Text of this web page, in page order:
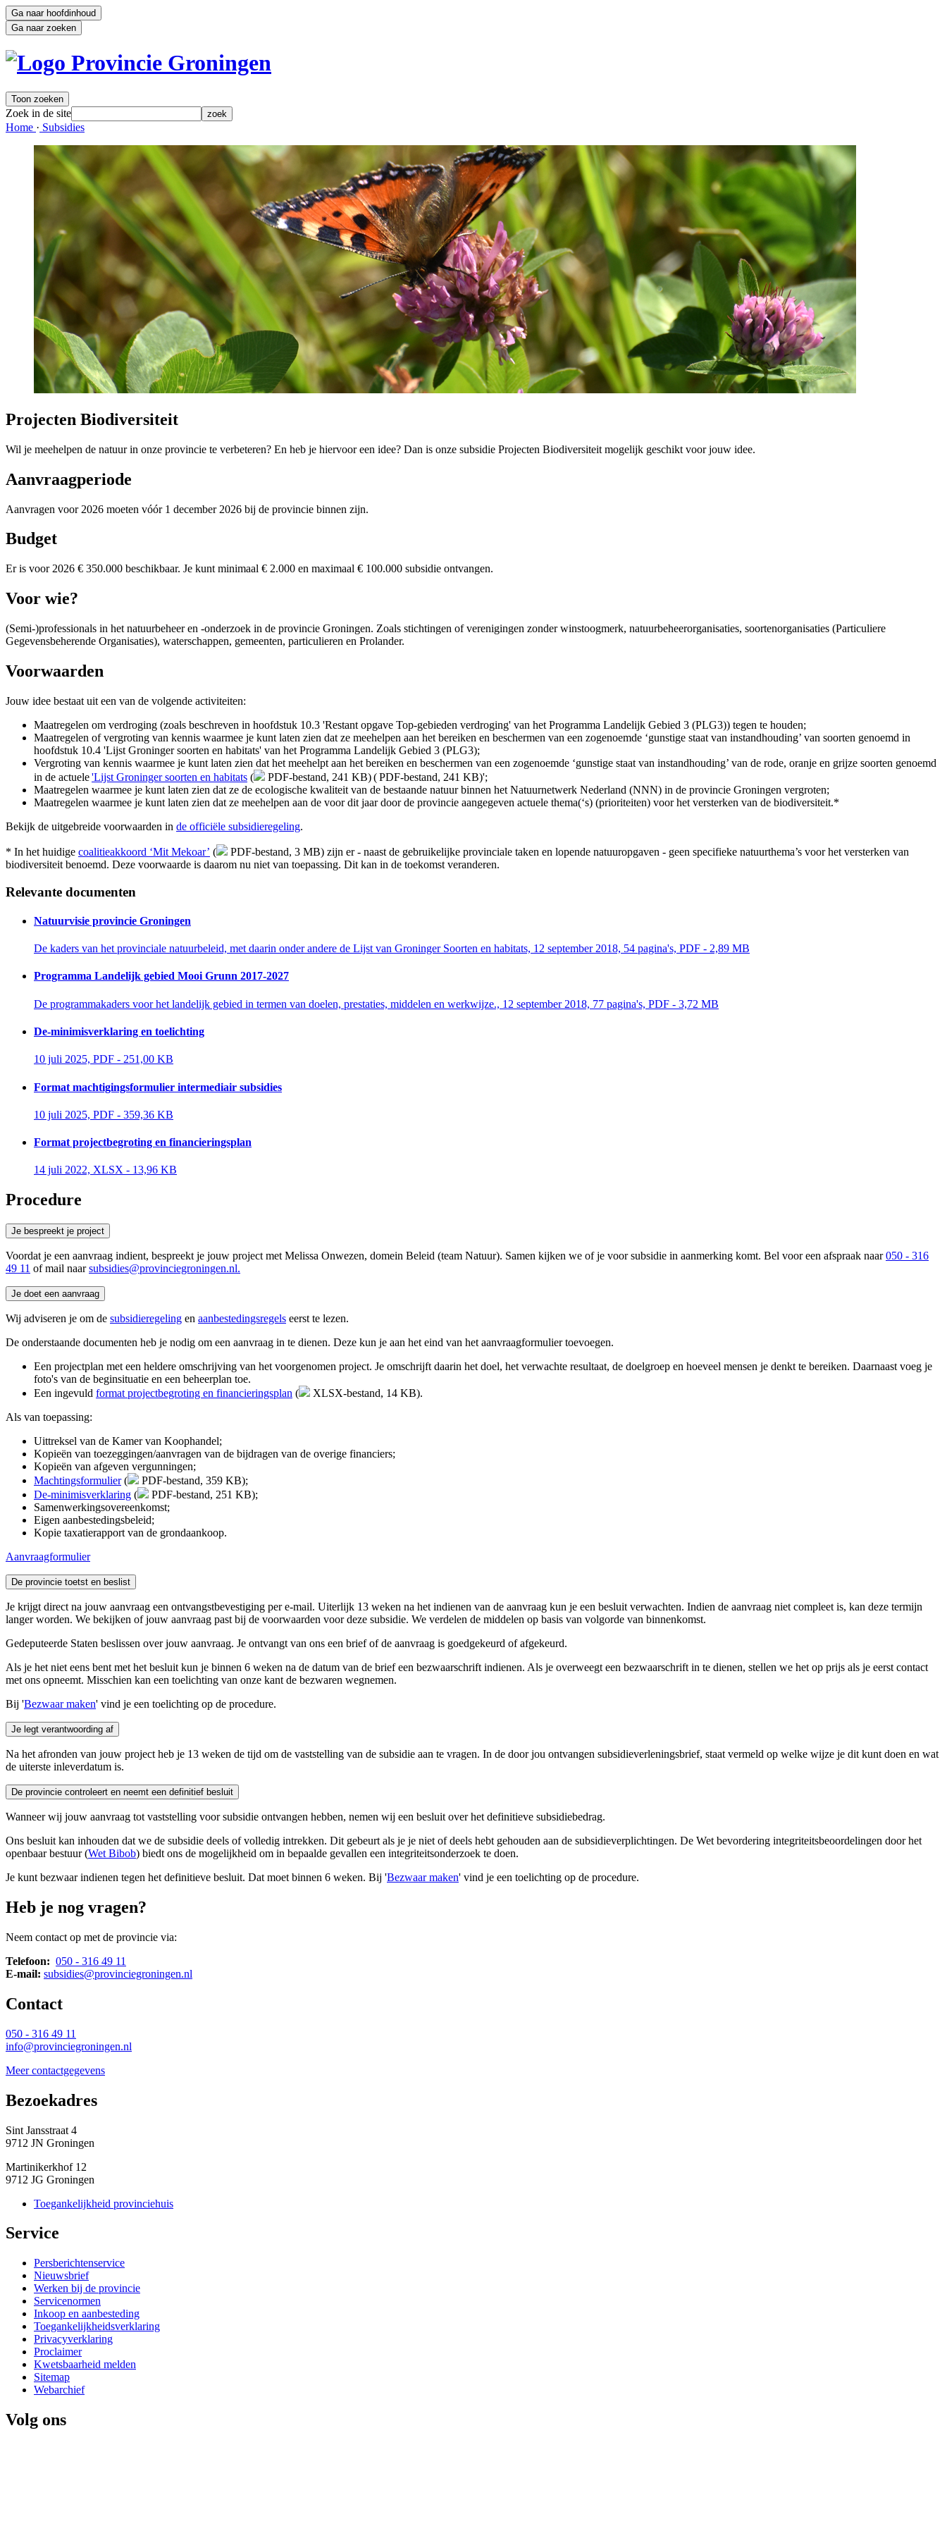
Ga naar hoofdinhoud
Ga naar zoeken
Toon zoeken
Zoek in de site zoek
Home · Subsidies
Projecten Biodiversiteit
Wil je meehelpen de natuur in onze provincie te verbeteren? En heb je hiervoor een idee? Dan is onze subsidie Projecten Biodiversiteit mogelijk geschikt voor jouw idee.
Aanvraagperiode
Aanvragen voor 2026 moeten vóór 1 december 2026 bij de provincie binnen zijn.
Budget
Er is voor 2026 € 350.000 beschikbaar. Je kunt minimaal € 2.000 en maximaal € 100.000 subsidie ontvangen.
Voor wie?
(Semi-)professionals in het natuurbeheer en -onderzoek in de provincie Groningen. Zoals stichtingen of verenigingen zonder winstoogmerk, natuurbeheerorganisaties, soortenorganisaties (Particuliere
Gegevensbeherende Organisaties), waterschappen, gemeenten, particulieren en Prolander.
Voorwaarden
Jouw idee bestaat uit een van de volgende activiteiten:
Maatregelen om verdroging (zoals beschreven in hoofdstuk 10.3 'Restant opgave Top-gebieden verdroging' van het Programma Landelijk Gebied 3 (PLG3)) tegen te houden;
Maatregelen of vergroting van kennis waarmee je kunt laten zien dat ze meehelpen aan het bereiken en beschermen van een zogenoemde ‘gunstige staat van instandhouding’ van soorten genoemd in
hoofdstuk 10.4 'Lijst Groninger soorten en habitats' van het Programma Landelijk Gebied 3 (PLG3);
Vergroting van kennis waarmee je kunt laten zien dat het meehelpt aan het bereiken en beschermen van een zogenoemde ‘gunstige staat van instandhouding’ van de rode, oranje en grijze soorten genoemd
in de actuele'Lijst Groninger soorten en habitats ( PDF-bestand, 241 KB)( PDF-bestand, 241 KB)';
Maatregelen waarmee je kunt laten zien dat ze de ecologische kwaliteit van de bestaande natuur binnen het Natuurnetwerk Nederland (NNN) in de provincie Groningen vergroten;
Maatregelen waarmee je kunt laten zien dat ze meehelpen aan de voor dit jaar door de provincie aangegeven actuele thema(‘s) (prioriteiten) voor het versterken van de biodiversiteit.*
Bekijk de uitgebreide voorwaarden in de officiële subsidieregeling.
* In het huidige coalitieakkoord ‘Mit Mekoar’ ( PDF-bestand, 3 MB) zijn er - naast de gebruikelijke provinciale taken en lopende natuuropgaven - geen specifieke natuurthema’s voor het versterken van
biodiversiteit benoemd. Deze voorwaarde is daarom nu niet van toepassing. Dit kan in de toekomst veranderen.
Relevante documenten
Natuurvisie provincie Groningen
De kaders van het provinciale natuurbeleid, met daarin onder andere de Lijst van Groninger Soorten en habitats, 12 september 2018, 54 pagina's, PDF - 2,89 MB
Programma Landelijk gebied Mooi Grunn 2017-2027
De programmakaders voor het landelijk gebied in termen van doelen, prestaties, middelen en werkwijze., 12 september 2018, 77 pagina's, PDF - 3,72 MB
De-minimisverklaring en toelichting
10 juli 2025, PDF - 251,00 KB
Format machtigingsformulier intermediair subsidies
10 juli 2025, PDF - 359,36 KB
Format projectbegroting en financieringsplan
14 juli 2022, XLSX - 13,96 KB
Procedure
Je bespreekt je project
Voordat je een aanvraag indient, bespreekt je jouw project met Melissa Onwezen, domein Beleid (team Natuur). Samen kijken we of je voor subsidie in aanmerking komt. Bel voor een afspraak naar050 - 316
49 11 of mail naar subsidies@provinciegroningen.nl.
Je doet een aanvraag
Wij adviseren je om de subsidieregeling en aanbestedingsregels eerst te lezen.
De onderstaande documenten heb je nodig om een aanvraag in te dienen. Deze kun je aan het eind van het aanvraagformulier toevoegen.
Een projectplan met een heldere omschrijving van het voorgenomen project. Je omschrijft daarin het doel, het verwachte resultaat, de doelgroep en hoeveel mensen je denkt te bereiken. Daarnaast voeg je
foto's van de beginsituatie en een beheerplan toe.
Een ingevuld format projectbegroting en financieringsplan ( XLSX-bestand, 14 KB).
Als van toepassing:
Uittreksel van de Kamer van Koophandel;
Kopieën van toezeggingen/aanvragen van de bijdragen van de overige financiers;
Kopieën van afgeven vergunningen;
Machtingsformulier ( PDF-bestand, 359 KB);
De-minimisverklaring ( PDF-bestand, 251 KB);
Samenwerkingsovereenkomst;
Eigen aanbestedingsbeleid;
Kopie taxatierapport van de grondaankoop.
Aanvraagformulier
De provincie toetst en beslist
Je krijgt direct na jouw aanvraag een ontvangstbevestiging per e-mail. Uiterlijk 13 weken na het indienen van de aanvraag kun je een besluit verwachten. Indien de aanvraag niet compleet is, kan deze termijn
langer worden. We bekijken of jouw aanvraag past bij de voorwaarden voor deze subsidie. We verdelen de middelen op basis van volgorde van binnenkomst.
Gedeputeerde Staten beslissen over jouw aanvraag. Je ontvangt van ons een brief of de aanvraag is goedgekeurd of afgekeurd.
Als je het niet eens bent met het besluit kun je binnen 6 weken na de datum van de brief een bezwaarschrift indienen. Als je overweegt een bezwaarschrift in te dienen, stellen we het op prijs als je eerst contact
met ons opneemt. Misschien kan een toelichting van onze kant de bezwaren wegnemen.
Bij 'Bezwaar maken' vind je een toelichting op de procedure.
Je legt verantwoording af
Na het afronden van jouw project heb je 13 weken de tijd om de vaststelling van de subsidie aan te vragen. In de door jou ontvangen subsidieverleningsbrief, staat vermeld op welke wijze je dit kunt doen en wat
de uiterste inleverdatum is.
De provincie controleert en neemt een definitief besluit
Wanneer wij jouw aanvraag tot vaststelling voor subsidie ontvangen hebben, nemen wij een besluit over het definitieve subsidiebedrag.
Ons besluit kan inhouden dat we de subsidie deels of volledig intrekken. Dit gebeurt als je je niet of deels hebt gehouden aan de subsidieverplichtingen. De Wet bevordering integriteitsbeoordelingen door het
openbaar bestuur (Wet Bibob) biedt ons de mogelijkheid om in bepaalde gevallen een integriteitsonderzoek te doen.
Je kunt bezwaar indienen tegen het definitieve besluit. Dat moet binnen 6 weken. Bij 'Bezwaar maken' vind je een toelichting op de procedure.
Heb je nog vragen?
Neem contact op met de provincie via:
Telefoon: 050 - 316 49 11
E-mail: subsidies@provinciegroningen.nl
Contact
050 - 316 49 11
info@provinciegroningen.nl
Meer contactgegevens
Bezoekadres
Sint Jansstraat 4
9712 JN Groningen
Martinikerkhof 12
9712 JG Groningen
Toegankelijkheid provinciehuis
Service
Persberichtenservice
Nieuwsbrief
Werken bij de provincie
Servicenormen
Inkoop en aanbesteding
Toegankelijkheidsverklaring
Privacyverklaring
Proclaimer
Kwetsbaarheid melden
Sitemap
Webarchief
Volg ons